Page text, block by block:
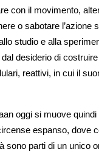
con il movimento,
o sabotare l’azione
studio e alla
desiderio di
reattivi, in cui il
oggi si muove
espanso, dove
sono parti di un unico